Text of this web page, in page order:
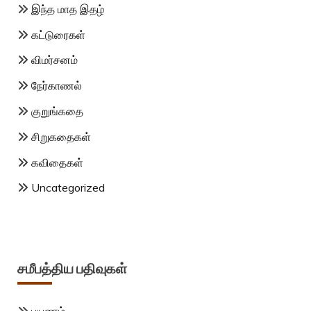
இந்த மாத இதழ்
கட்டுரைகள்
விமர்சனம்
நேர்காணல்
குறுங்கதை
சிறுகதைகள்
கவிதைகள்
Uncategorized
சமீபத்திய பதிவுகள்